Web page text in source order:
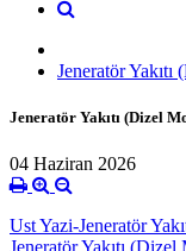
Jeneratör
Jeneratör Yakıtı (Dizel
04 Haziran 2026
Ust Yazi-Jeneratör